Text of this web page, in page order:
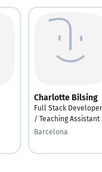
Charlotte Bilsing
Full Stack Developer
/ Teaching Assistant
Barcelona